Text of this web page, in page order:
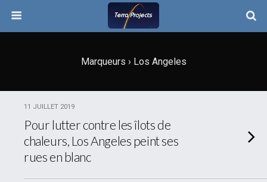
Marqueurs › Los Angeles
11 JUILLET 2019
Pour lutter contre les îlots de
chaleurs, Los Angeles peint ses
rues en blanc